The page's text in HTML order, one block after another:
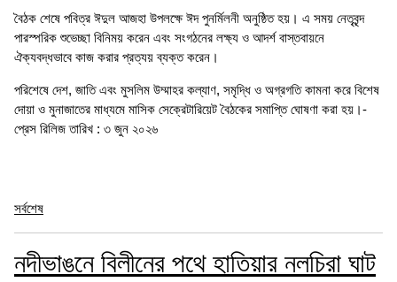
বৈঠক শেষে পবিত্র ঈদুল আজহা উপলক্ষে ঈদ পুনর্মিলনী অনুষ্ঠিত হয়। এ সময় নেতৃবৃন্দ
পারস্পরিক শুভেচ্ছা বিনিময় করেন এবং সংগঠনের লক্ষ্য ও আদর্শ বাস্তবায়নে
ঐক্যবদ্ধভাবে কাজ করার প্রত্যয় ব্যক্ত করেন।
পরিশেষে দেশ, জাতি এবং মুসলিম উম্মাহর কল্যাণ, সমৃদ্ধি ও অগ্রগতি কামনা করে বিশেষ
দোয়া ও মুনাজাতের মাধ্যমে মাসিক সেক্রেটারিয়েট বৈঠকের সমাপ্তি ঘোষণা করা হয়।-
প্রেস রিলিজ তারিখ : ৩ জুন ২০২৬
সর্বশেষ
নদীভাঙনে বিলীনের পথে হাতিয়ার নলচিরা ঘাট